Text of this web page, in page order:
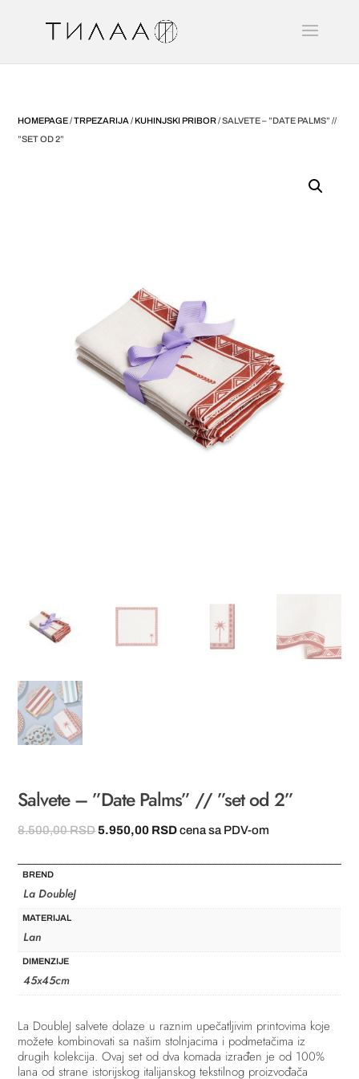
HOMEPAGE/TRPEZARIJA /KUHINJSKI PRIBOR/ SALVETE – ”DATE PALMS” //
”SET OD 2”
Salvete – ”Date Palms” // ”set od 2”
8.500,00RSDOriginalna
je
5.950,00 RSDTrenutna
je:
cena sa PDV-om
BREND
La DoubleJ
MATERIJAL
Lan
DIMENZIJE
45x45cm
La DoubleJ salvete dolaze u raznim upečatljivim printovima koje
možete kombinovati sa našim stolnjacima i podmetačima iz
drugih kolekcija. Ovaj set od dva komada izrađen je od 100%
lana od strane istorijskog italijanskog tekstilnog proizvođača